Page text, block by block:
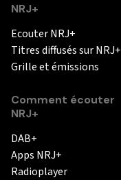
NRJ+
Ecouter NRJ+
Titres diffusés sur NRJ+
Grille et émissions
Comment écouter
NRJ+
DAB+
Apps NRJ+
Radioplayer